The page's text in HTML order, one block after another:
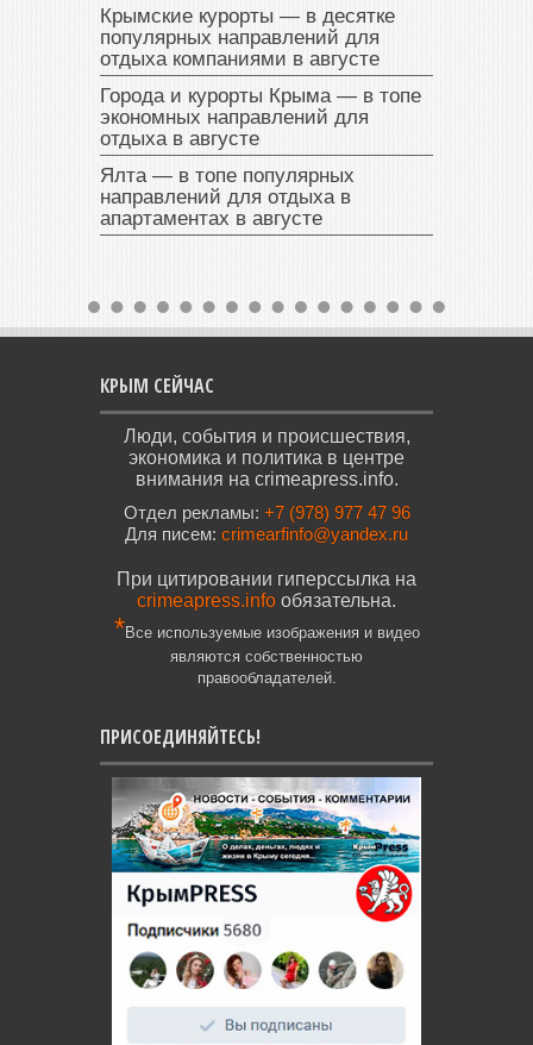
Крымские курорты — в десятке
популярных направлений для
отдыха компаниями в августе
Города и курорты Крыма — в топе
экономных направлений для
отдыха в августе
Ялта — в топе популярных
направлений для отдыха в
апартаментах в августе
КРЫМ СЕЙЧАС
Люди, события и происшествия,
экономика и политика в центре
внимания на crimeapress.info.
Отдел рекламы: +7 (978) 977 47 96
Для писем: crimearfinfo@yandex.ru
При цитировании гиперссылка на
crimeapress.info обязательна.
*Все используемые изображения и видео
являются собственностью
правообладателей.
ПРИСОЕДИНЯЙТЕСЬ!